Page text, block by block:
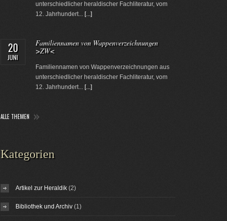
unterschiedlicher heraldischer Fachliteratur, vom
12. Jahrhundert... [...]
20
JUNI
Familiennamen von Wappenverzeichnungen
>ZW<
Familiennamen von Wappenverzeichnungen aus
unterschiedlicher heraldischer Fachliteratur, vom
12. Jahrhundert... [...]
ALLE THEMEN
Kategorien
Artikel zur Heraldik(2)
Bibliothek und Archiv(1)